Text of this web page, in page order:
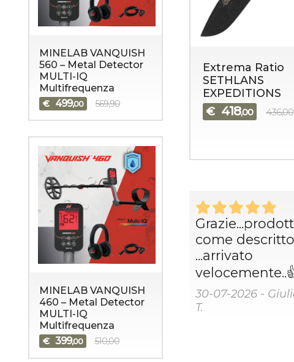
Extrema Ratio
SETHLANS
EXPEDITIONS
€ 418,00 436,00
come descritto
...arrivato
30-07-2026 -
T.
MINELAB VANQUISH
560 – Metal Detector
MULTI-IQ
Multifrequenza
€ 499,00 569,90
MINELAB VANQUISH
460 – Metal Detector
MULTI-IQ
Multifrequenza
€ 399,00 510,00